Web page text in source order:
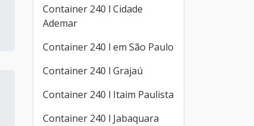
Container 240 l Cidade
Ademar
Container 240 l em São Paulo
Container 240 l Grajaú
Container 240 l Itaim Paulista
Container 240 l Jabaquara